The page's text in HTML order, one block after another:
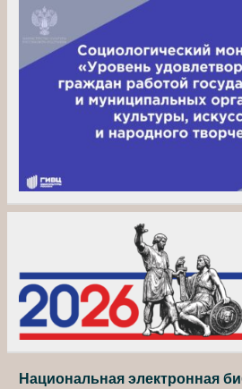
Национальная электронная